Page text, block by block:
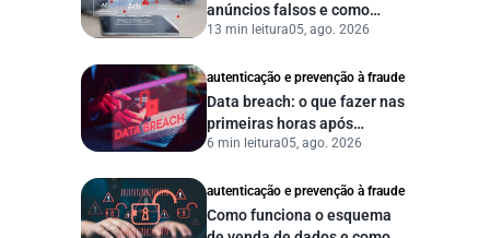
anúncios falsos e como
proteger seu negócio?
13 min leitura05, ago. 2026
autenticação e prevenção à fraude
Data breach: o que fazer nas
primeiras horas após
vazamento de dados?
6 min leitura05, ago. 2026
autenticação e prevenção à fraude
Como funciona o esquema